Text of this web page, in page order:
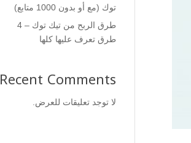
توك (مع أو بدون 1000 متابع)
طرق الربح من تيك توك – 4
طرق تعرف عليها كلها
Recent Comments
لا توجد تعليقات للعرض.